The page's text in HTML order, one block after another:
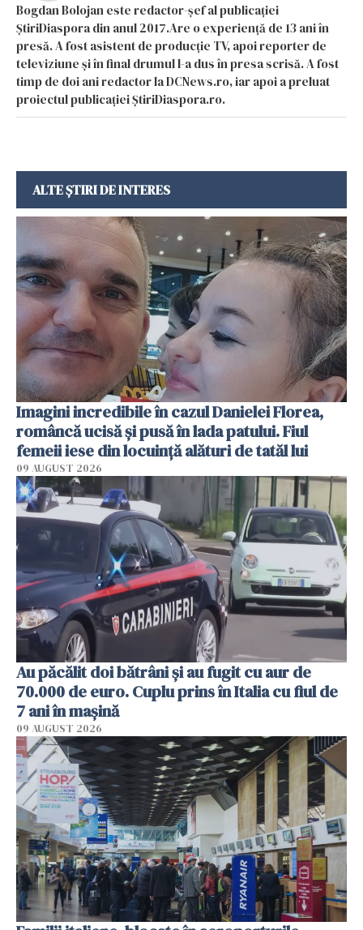
Bogdan Bolojan este redactor-șef al publicației
ȘtiriDiaspora din anul 2017.Are o experiență de 13 ani în
presă. A fost asistent de producție TV, apoi reporter de
televiziune și în final drumul l-a dus în presa scrisă. A fost
timp de doi ani redactor la DCNews.ro, iar apoi a preluat
proiectul publicației ȘtiriDiaspora.ro.
ALTE ȘTIRI DE INTERES
Imagini incredibile în cazul Danielei Florea,
româncă ucisă și pusă în lada patului. Fiul
femeii iese din locuință alături de tatăl lui
09 AUGUST 2026
Au păcălit doi bătrâni și au fugit cu aur de
70.000 de euro. Cuplu prins în Italia cu fiul de
7 ani în mașină
09 AUGUST 2026